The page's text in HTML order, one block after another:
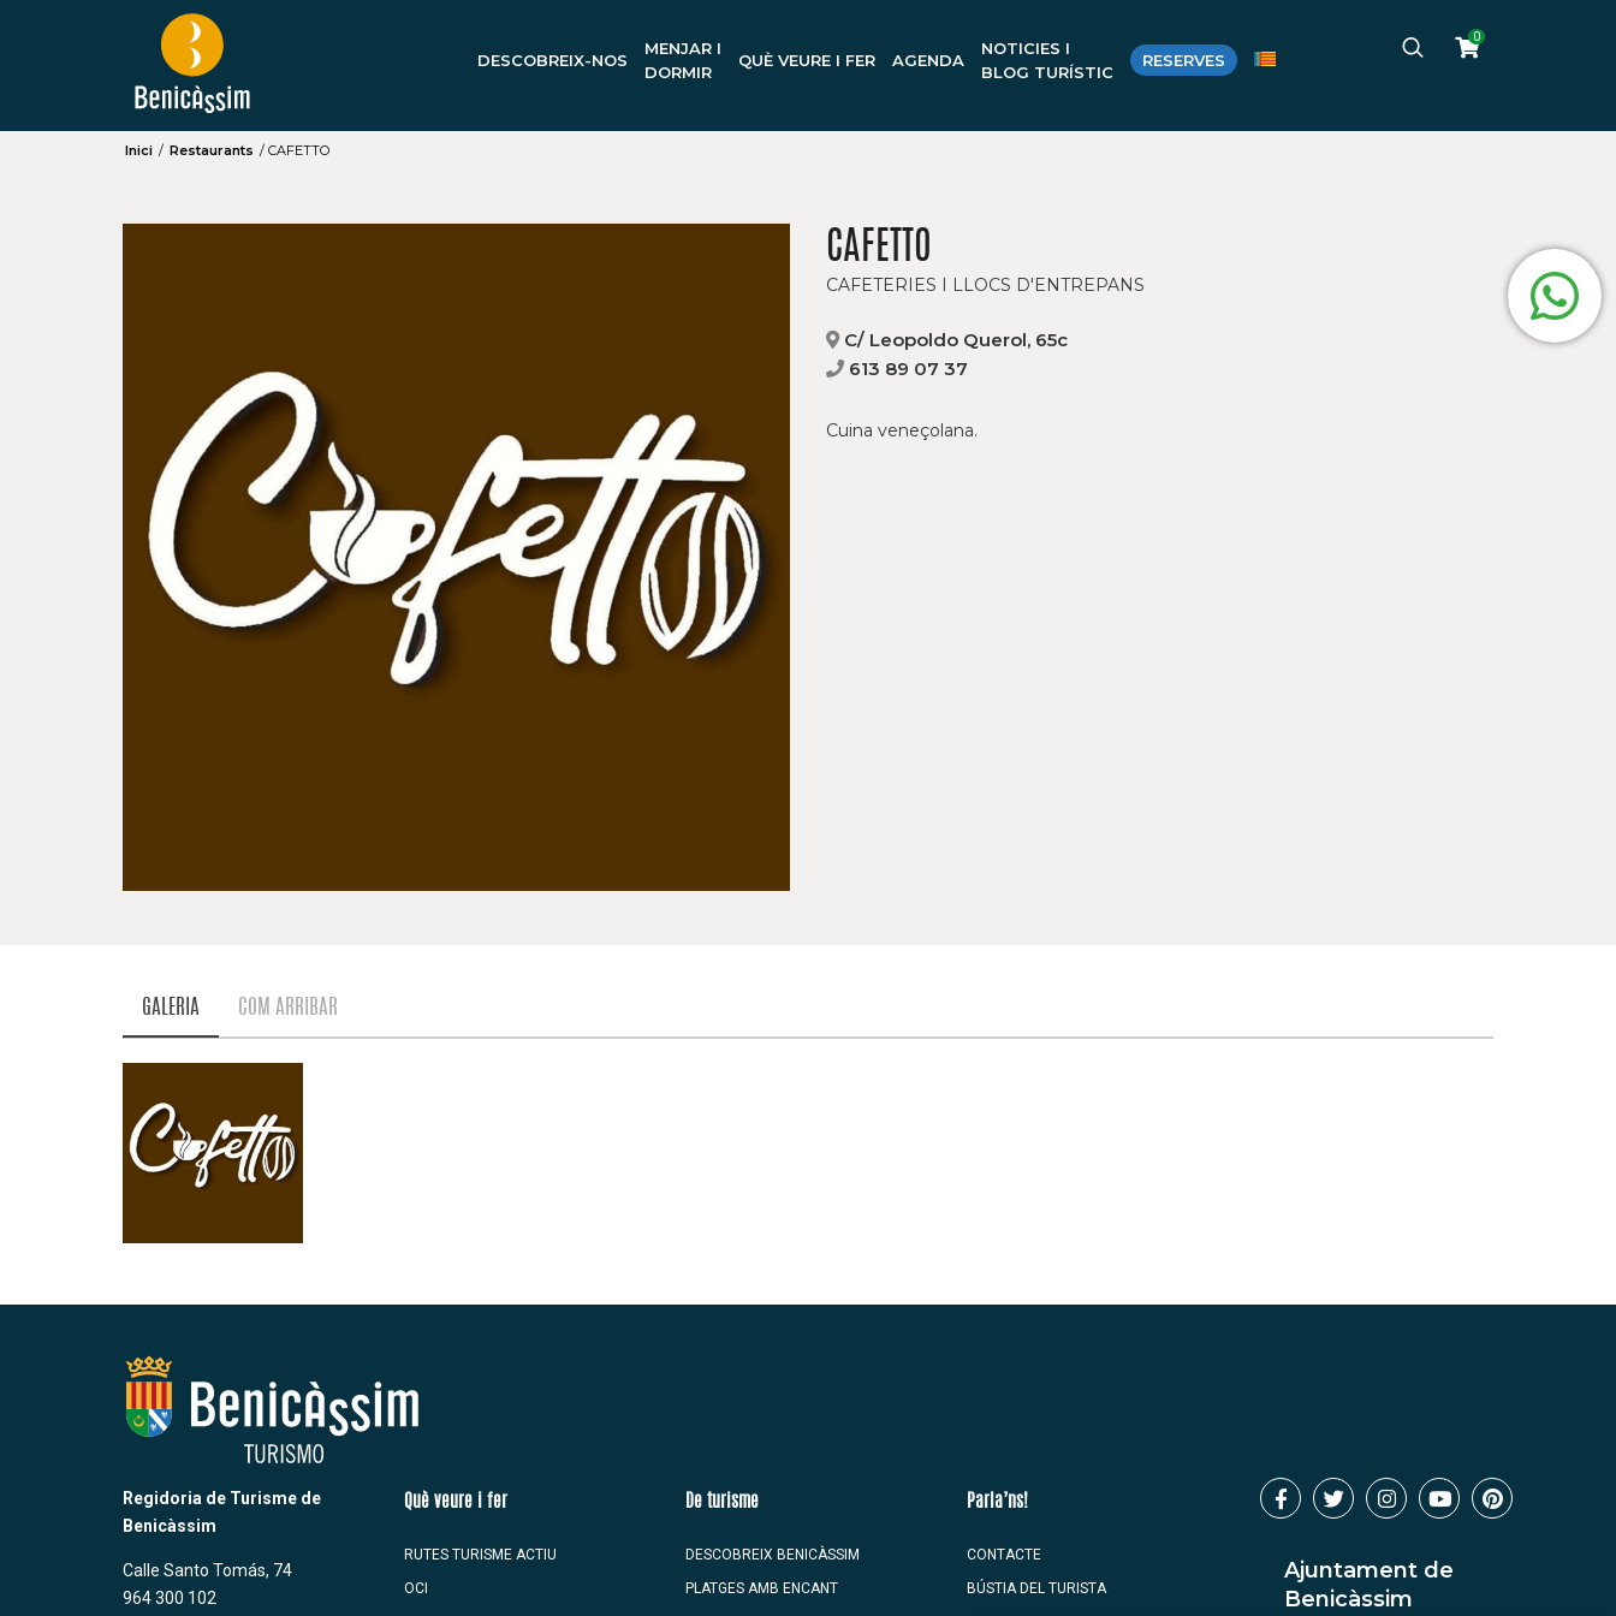
DESCOBREIX-NOS
MENJAR I
DORMIR
QUÈ VEURE I FER AGENDA
NOTICIES I
BLOG TURÍSTIC
RESERVES
0
Inici / Restaurants / CAFETTO
CAFETTO
CAFETERIES I LLOCS D'ENTREPANS
C/ Leopoldo Querol, 65c
613 89 07 37
Cuina veneçolana.
GALERIA COM ARRIBAR
Regidoria de Turisme de
Benicàssim
Calle Santo Tomás, 74
964 300 102
Què veure i fer
RUTES TURISME ACTIU
OCI
De turisme
DESCOBREIX BENICÀSSIM
PLATGES AMB ENCANT
Parla’ns!
CONTACTE
BÚSTIA DEL TURISTA
Ajuntament de
Benicàssim